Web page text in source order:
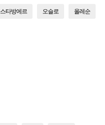
스타방에르 오슬로 올레순